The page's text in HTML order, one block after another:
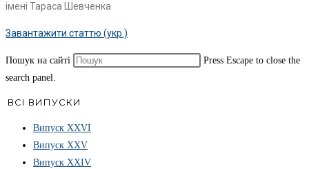
імені Тараса Шевченка
Завантажити статтю (укр.)
Пошук на сайті
Press Escape to close the
search panel.
ВСІ ВИПУСКИ
Випуск ХХVІ
Випуск XXV
Випуск XXIV